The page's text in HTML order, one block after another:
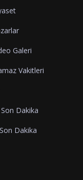
Galeri
Vakitleri
Dakika
Dakika